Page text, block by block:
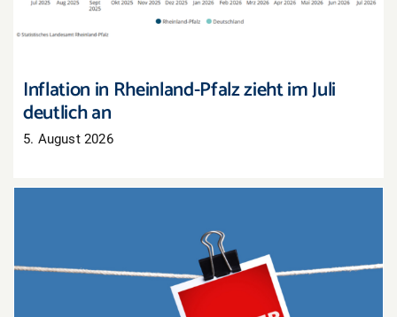
Inflation in Rheinland-Pfalz zieht im Juli
deutlich an
5. August 2026